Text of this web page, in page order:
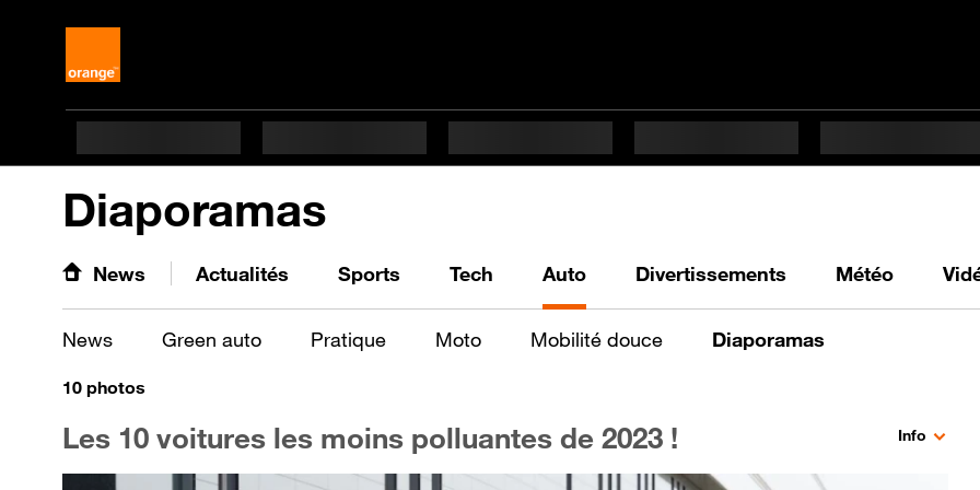
Diaporamas
News Actualités Sports Tech Auto Divertissements Météo
News Green auto Pratique Moto Mobilité douce Diaporamas
10 photos
Les 10 voitures les moins polluantes de 2023 ! Info